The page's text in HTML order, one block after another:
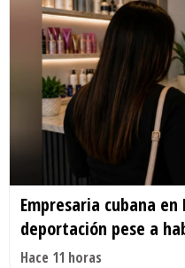
Empresaria cubana
deportación pese a
Hace 11 horas